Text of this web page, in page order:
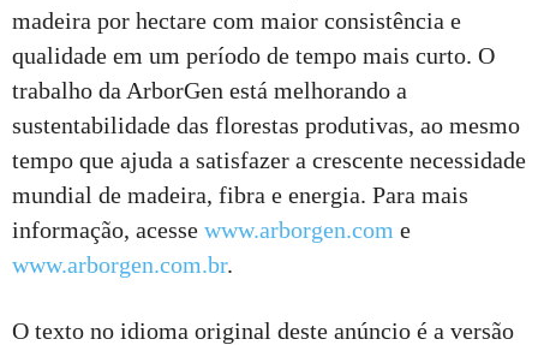
madeira por hectare com maior consistência e
qualidade em um período de tempo mais curto. O
trabalho da ArborGen está melhorando a
sustentabilidade das florestas produtivas, ao mesmo
tempo que ajuda a satisfazer a crescente necessidade
mundial de madeira, fibra e energia. Para mais
informação, acesse www.arborgen.com e
www.arborgen.com.br.
O texto no idioma original deste anúncio é a versão